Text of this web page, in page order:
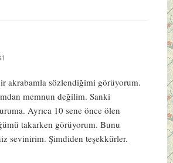
akrabamla sözlendiğimi görüyorum.
memnun değilim. Sanki
Ayrıca 10 sene önce ölen
takarken görüyorum. Bunu
sevinirim. Şimdiden teşekkürler.